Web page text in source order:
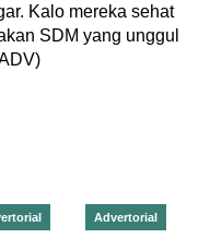
Kalo mereka sehat
SDM yang unggul
Advertorial